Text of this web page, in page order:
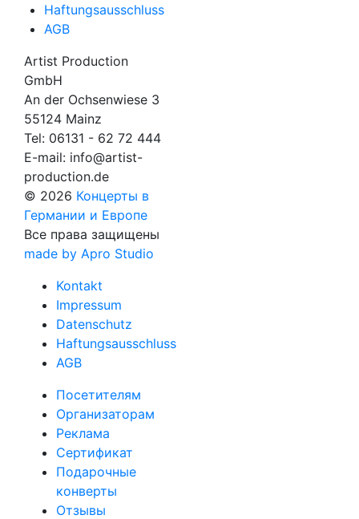
Haftungsausschluss
AGB
Artist Production
GmbH
An der Ochsenwiese 3
55124 Mainz
Tel: 06131 - 62 72 444
E-mail: info@artist-
production.de
© 2026 Концерты в
Германии и Европе
Все права защищены
made by Apro Studio
Kontakt
Impressum
Datenschutz
Haftungsausschluss
AGB
Посетителям
Организаторам
Реклама
Сертификат
Подарочные
конверты
Отзывы